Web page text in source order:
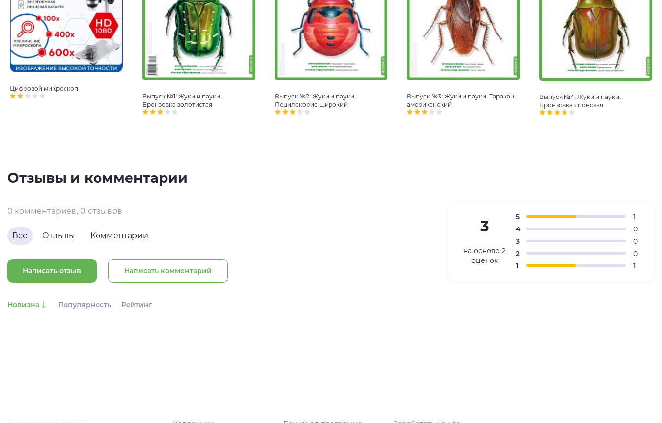
Цифровой микроскоп
Выпуск №1: Жуки и пауки,
Бронзовка золотистая
Выпуск №2: Жуки и пауки,
Пёцилокорис широкий
Выпуск №3: Жуки и пауки, Таракан
американский
Выпуск №4: Жуки и пауки,
Бронзовка японская
Отзывы и комментарии
0 комментариев, 0 отзывов
Все Отзывы Комментарии
Написать отзыв Написать комментарий
Новизна Популярность Рейтинг
3
на основе 2
оценок
5
1
4
0
3
0
2
0
1
1